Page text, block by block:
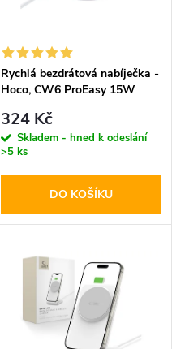
Rychlá bezdrátová nabíječka -
Hoco, CW6 ProEasy 15W
324 Kč
Skladem - hned k odeslání
>5 ks
DO KOŠÍKU